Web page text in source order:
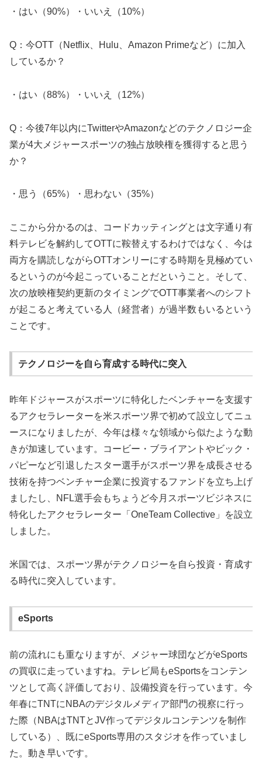
・はい（90%）・いいえ（10%）
Q：今OTT（Netflix、Hulu、Amazon Primeなど）に加入
しているか？
・はい（88%）・いいえ（12%）
Q：今後7年以内にTwitterやAmazonなどのテクノロジー企
業が4大メジャースポーツの独占放映権を獲得すると思う
か？
・思う（65%）・思わない（35%）
ここから分かるのは、コードカッティングとは文字通り有
料テレビを解約してOTTに鞍替えするわけではなく、今は
両方を購読しながらOTTオンリーにする時期を見極めてい
るというのが今起こっていることだということ。そして、
次の放映権契約更新のタイミングでOTT事業者へのシフト
が起こると考えている人（経営者）が過半数もいるという
ことです。
テクノロジーを自ら育成する時代に突入
昨年ドジャースがスポーツに特化したベンチャーを支援す
るアクセラレーターを米スポーツ界で初めて設立してニュ
ースになりましたが、今年は様々な領域から似たような動
きが加速しています。コービー・ブライアントやビック・
パピーなど引退したスター選手がスポーツ界を成長させる
技術を持つベンチャー企業に投資するファンドを立ち上げ
ましたし、NFL選手会もちょうど今月スポーツビジネスに
特化したアクセラレーター「OneTeam Collective」を設立
しました。
米国では、スポーツ界がテクノロジーを自ら投資・育成す
る時代に突入しています。
eSports
前の流れにも重なりますが、メジャー球団などがeSports
の買収に走っていますね。テレビ局もeSportsをコンテン
ツとして高く評価しており、設備投資を行っています。今
年春にTNTにNBAのデジタルメディア部門の視察に行っ
た際（NBAはTNTとJV作ってデジタルコンテンツを制作
している）、既にeSports専用のスタジオを作っていまし
た。動き早いです。